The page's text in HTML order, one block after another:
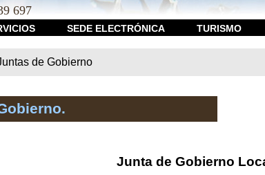
697
SEDE ELECTRÓNICA TURISMO
de Gobierno
Junta de Gobierno